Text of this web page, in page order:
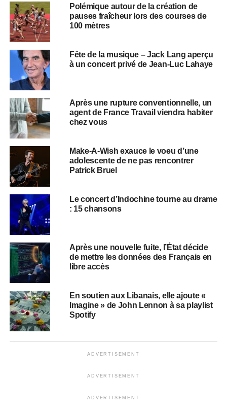
Polémique autour de la création de
pauses fraîcheur lors des courses de
100 mètres
Fête de la musique – Jack Lang aperçu
à un concert privé de Jean-Luc Lahaye
Après une rupture conventionnelle, un
agent de France Travail viendra habiter
chez vous
Make-A-Wish exauce le voeu d’une
adolescente de ne pas rencontrer
Patrick Bruel
Le concert d’Indochine tourne au drame
: 15 chansons
Après une nouvelle fuite, l’État décide
de mettre les données des Français en
libre accès
​​En soutien aux Libanais, elle ajoute «
Imagine » de John Lennon à sa playlist
Spotify
ADVERTISEMENT
ADVERTISEMENT
ADVERTISEMENT